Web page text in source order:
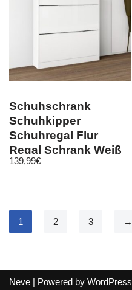
Schuhschrank
Schuhkipper
Schuhregal Flur
Regal Schrank Weiß
Hochglanz – Oliva 1
139,99€
1 2 3 →
Neve | Powered by WordPress